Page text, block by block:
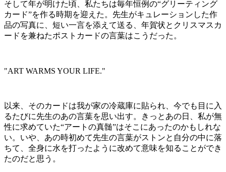
そして年が明けた頃、私たちは毎年恒例の“グリーティング
カード”を作る時期を迎えた。先生がキュレーションした作
品の写真に、短い一言を添えて送る、年賀状とクリスマスカ
ードを兼ねたポストカードの言葉はこうだった。
"ART WARMS YOUR LIFE."
以来、そのカードは我が家の冷蔵庫に貼られ、今でも目に入
るたびに先生のあの言葉を思い出す。きっとあの日、私が無
性に求めていた“アートの真髄”はそこにあったのかもしれな
い。いや、あの時初めて先生の言葉がストンと自分の中に落
ちて、全身に水を打ったように改めて意味を知ることができ
たのだと思う。